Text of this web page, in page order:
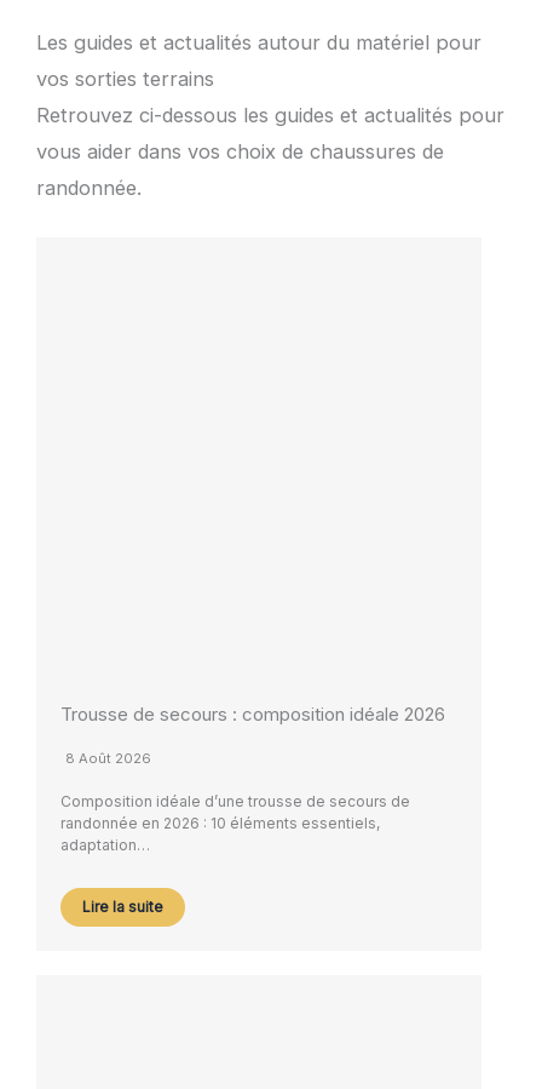
Les guides et actualités autour du matériel pour
vos sorties terrains
Retrouvez ci-dessous les guides et actualités pour
vous aider dans vos choix de chaussures de
randonnée.
Trousse de secours : composition idéale 2026
8 Août 2026
Composition idéale d’une trousse de secours de
randonnée en 2026 : 10 éléments essentiels,
adaptation…
Lire la suite